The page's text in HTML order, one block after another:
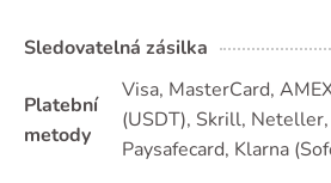
Sledovatelná zásilka
Platební
metody
Visa, MasterCard,
(USDТ), Skrill, Neteller,
Paysafecard, Klarna